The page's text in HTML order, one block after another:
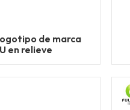
de marca
en relieve